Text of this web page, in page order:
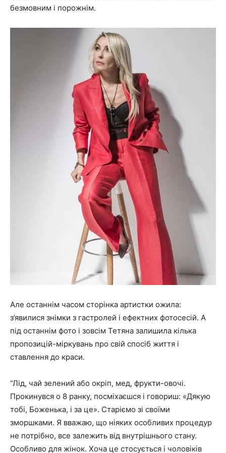
безмовним і порожнім.
Але останнім часом сторінка артистки ожила:
з’явилися знімки з гастролей і ефектних фотосесій. А
під останнім фото і зовсім Тетяна залишила кілька
пропозицій-міркувань про свій спосіб життя і
ставлення до краси.
“Лід, чай зелений або окріп, мед, фрукти-овочі.
Прокинувся о 8 ранку, посміхаєшся і говориш: «Дякую
тобі, Боженька, і за це». Старіємо зі своїми
зморшками. Я вважаю, що ніяких особливих процедур
не потрібно, все залежить від внутрішнього стану.
Особливо для жінок. Хоча це стосується і чоловіків